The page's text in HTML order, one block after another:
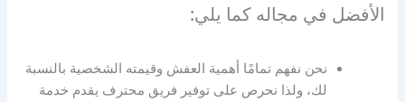
الأفضل في مجاله كما يلي:
نحن نفهم تمامًا أهمية العفش وقيمته الشخصية بالنسبة
لك، ولذا نحرص على توفير فريق محترف يقدم خدمة